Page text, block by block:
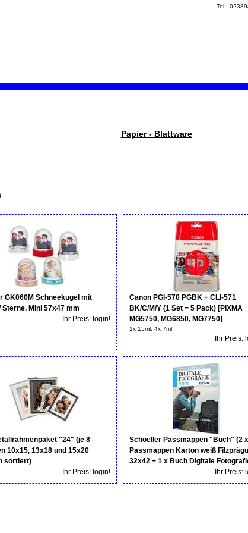
Tel.:
Papier - Blattware
GK060M Schneekugel mit
Sterne, Mini 57x47 mm
Ihr Preis: login!
Canon PGI-570 PGBK + CLI-571
BK/C/M/Y (1 Set = 5 Pack) [PIXMA
MG5750, MG6850, MG7750]
1x 15ml, 4x 7ml
Ihr Preis:
"24" (je 8
10x15, 13x18 und 15x20
sortiert)
Ihr Preis: login!
Schoeller Passmappen "Buch" (2
Passmappen Karton weiß
32x42 + 1 x Buch Digitale
Ihr Preis: